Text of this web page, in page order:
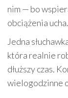
nim — bo
obciążenia ucha.
Jedna
która realnie
dłuższy czas.
wielogodzinne